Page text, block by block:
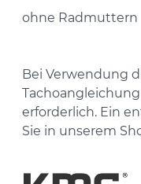
ohne Radmuttern
Bei Verwendung
erforderlich. Ein
Sie in unserem